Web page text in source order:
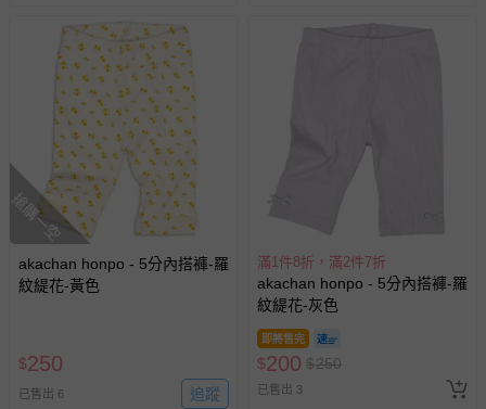
搶購一空
akachan honpo - 5分內搭褲-羅
紋緹花-黃色
$250
已售出 6 追蹤
滿1件8折，滿2件7折
akachan honpo - 5分內搭褲-羅
紋緹花-灰色
即將售完
$200 $250
已售出 3